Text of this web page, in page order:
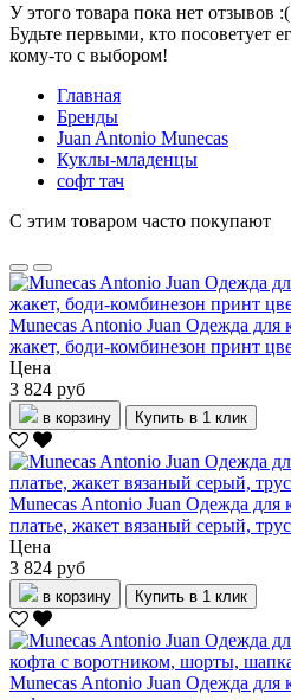
У этого товара пока нет отзывов :(
Будьте первыми, кто посоветует
кому-то с выбором!
Главная
Бренды
Juan Antonio Munecas
Куклы-младенцы
софт тач
С этим товаром часто покупают
Munecas Antonio Juan Одежда для
жакет, боди-комбинезон принт
Цена
3 824 руб
в корзину Купить в 1 клик
Munecas Antonio Juan Одежда для
платье, жакет вязаный серый,
Цена
3 824 руб
в корзину Купить в 1 клик
Munecas Antonio Juan Одежда для